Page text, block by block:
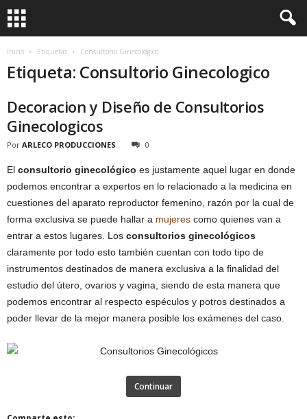
Inicio Etiquetas Consultorio Ginecologico
Etiqueta: Consultorio Ginecologico
Decoracion y Diseño de Consultorios
Ginecologicos
Por ARLECO PRODUCCIONES 0
El consultorio ginecológico es justamente aquel lugar en donde
podemos encontrar a expertos en lo relacionado a la medicina en
cuestiones del aparato reproductor femenino, razón por la cual de
forma exclusiva se puede hallar a mujeres como quienes van a
entrar a estos lugares. Los consultorios ginecológicos
claramente por todo esto también cuentan con todo tipo de
instrumentos destinados de manera exclusiva a la finalidad del
estudio del útero, ovarios y vagina, siendo de esta manera que
podemos encontrar al respecto espéculos y potros destinados a
poder llevar de la mejor manera posible los exámenes del caso.
Continuar